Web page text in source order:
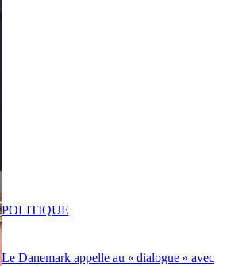
Le Danemark appelle au « dialogue » avec
POLITIQUE